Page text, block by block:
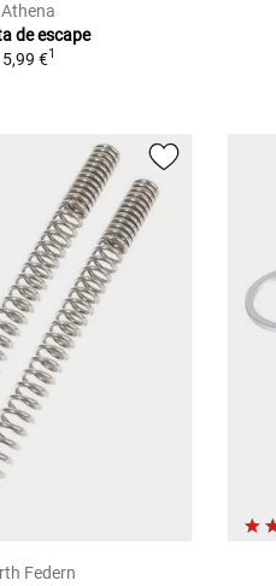
Athena
de escape
5,99 €1
Federn